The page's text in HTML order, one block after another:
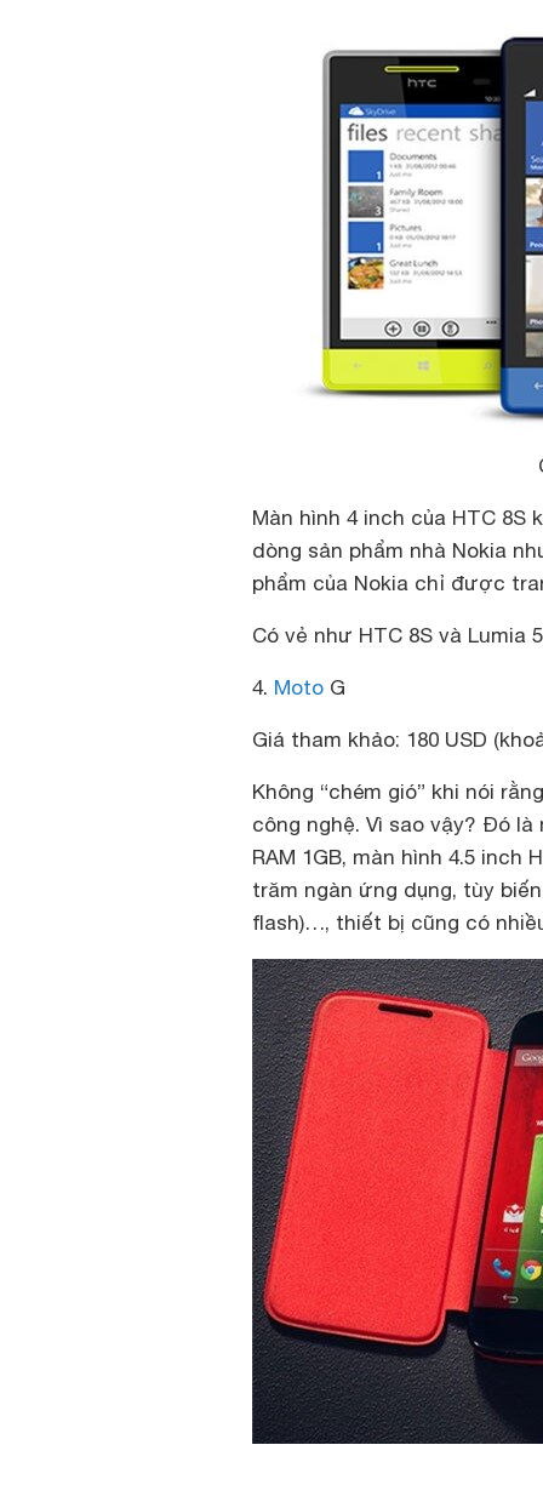
Màn hình 4 inch của HTC
dòng sản phẩm nhà Nokia
phẩm của Nokia chỉ được
Có vẻ như HTC 8S và Lumia
4. Moto G
Giá tham khảo: 180 USD
Không “chém gió” khi nói
công nghệ. Vì sao vậy? Đó
RAM 1GB, màn hình 4.5
trăm ngàn ứng dụng, tùy
flash)…, thiết bị cũng có